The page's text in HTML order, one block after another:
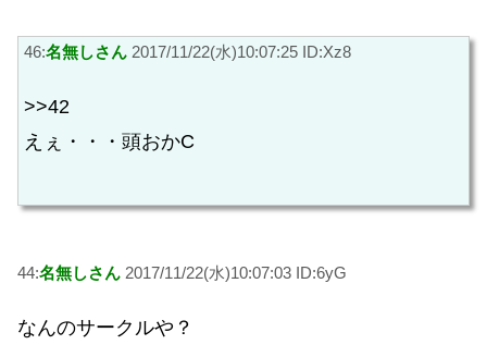
46:名無しさん 2017/11/22(水)10:07:25 ID:Xz8
>>42
えぇ・・・頭おかC
44:名無しさん 2017/11/22(水)10:07:03 ID:6yG
なんのサークルや？